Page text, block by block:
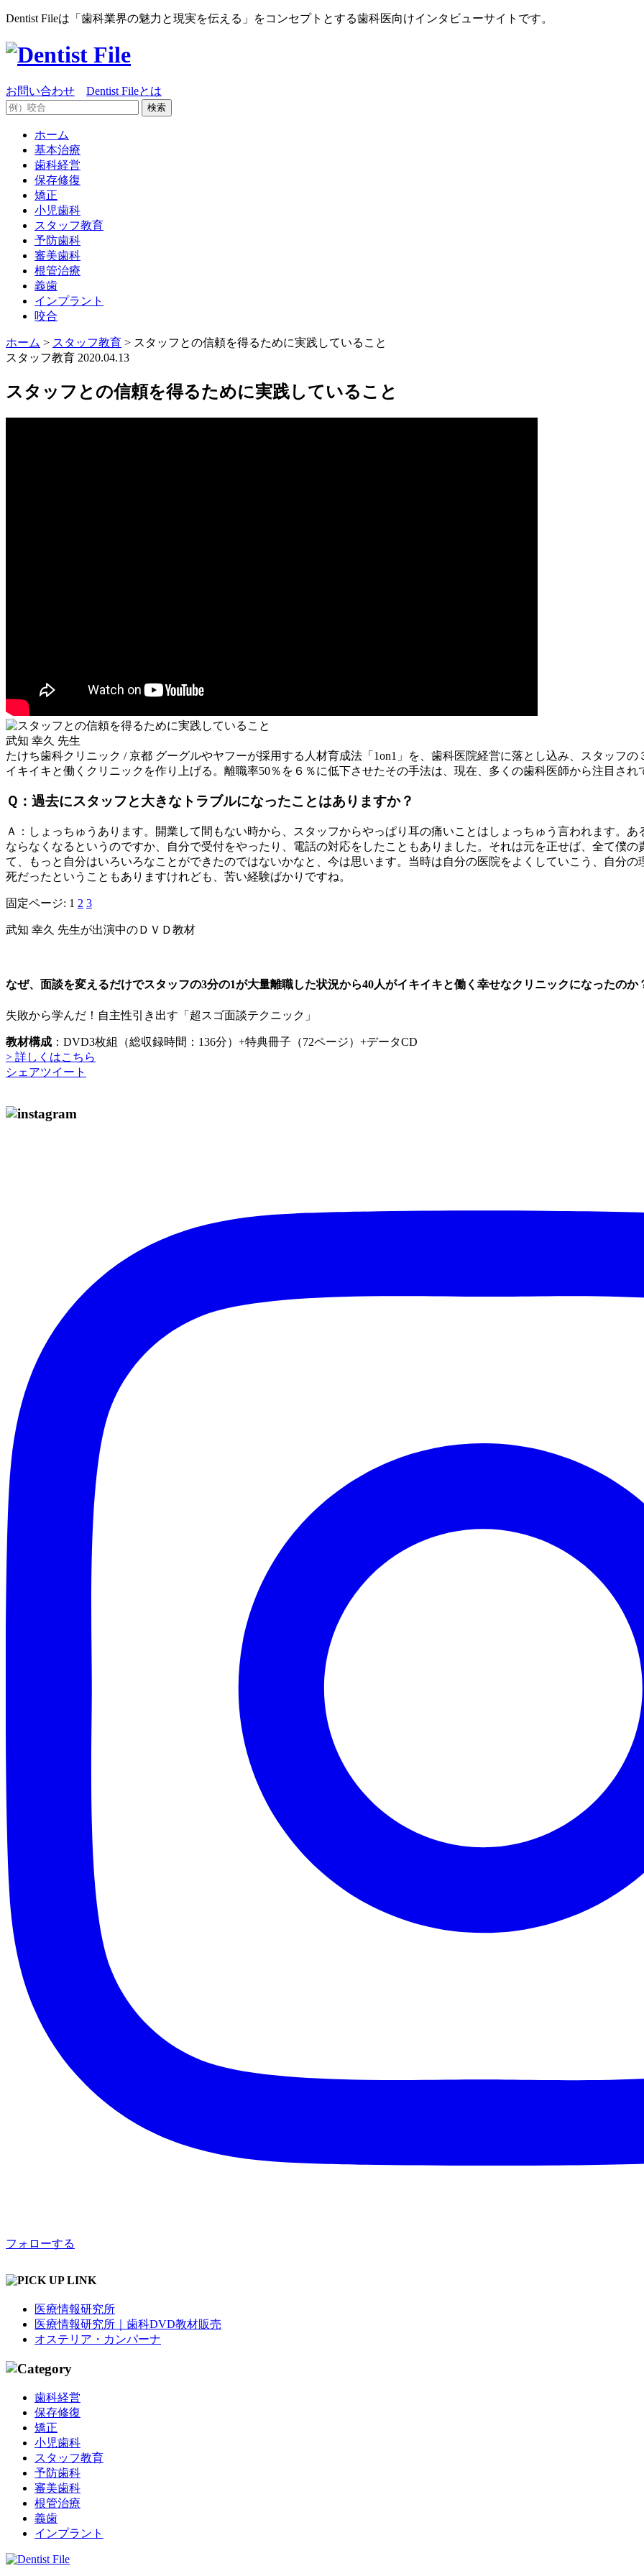
Dentist Fileは「歯科業界の魅力と現実を伝える」をコンセプトとする歯科医向けインタビューサイトです。
お問い合わせ Dentist Fileとは
ホーム
基本治療
歯科経営
保存修復
矯正
小児歯科
スタッフ教育
予防歯科
審美歯科
根管治療
義歯
インプラント
咬合
ホーム > スタッフ教育 > スタッフとの信頼を得るために実践していること
スタッフ教育 2020.04.13
スタッフとの信頼を得るために実践していること
武知 幸久 先生
たけち歯科クリニック / 京都 グーグルやヤフーが採用する人材育成法「1on1」を、歯科医院経営に落とし込み、スタッフ
イキイキと働くクリニックを作り上げる。離職率50％を６％に低下させたその手法は、現在、多くの歯科医師から注目され
Ｑ：過去にスタッフと大きなトラブルになったことはありますか？
Ａ：しょっちゅうあります。開業して間もない時から、スタッフからやっぱり耳の痛いことはしょっちゅう言われます。
ならなくなるというのですか、自分で受付をやったり、電話の対応をしたこともありました。それは元を正せば、全て僕
て、もっと自分はいろいろなことができたのではないかなと、今は思います。当時は自分の医院をよくしていこう、自分
死だったということもありますけれども、苦い経験ばかりですね。
固定ページ: 1 2 3
武知 幸久 先生が出演中のＤＶＤ教材
なぜ、面談を変えるだけでスタッフの3分の1が大量離職した状況から40人がイキイキと働く幸せなクリニックになったのか
失敗から学んだ！自主性引き出す「超スゴ面談テクニック」
教材構成 ：DVD3枚組（総収録時間：136分）+特典冊子（72ページ）+データCD
> 詳しくはこちら
シェアツイート
フォローする
医療情報研究所
医療情報研究所｜歯科DVD教材販売
オステリア・カンパーナ
歯科経営
保存修復
矯正
小児歯科
スタッフ教育
予防歯科
審美歯科
根管治療
義歯
インプラント